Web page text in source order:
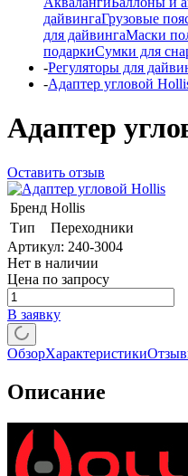
дайвингаГрузовые
для дайвингаМаски
подаркиСумки для
-Регуляторы для
-Адаптер угловой
Адаптер
Оставить отзыв
Бренд Hollis
Тип
Переходники
Артикул: 240-3004
Нет в наличии
Цена по запросу
В заявку
ОбзорХарактеристики
Описание